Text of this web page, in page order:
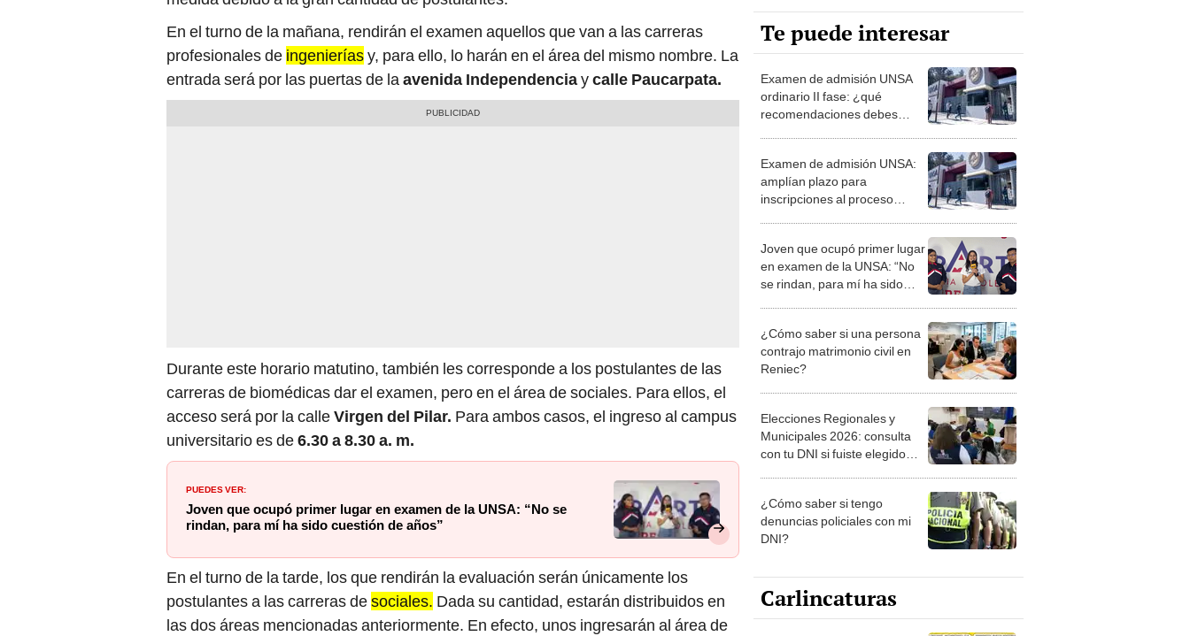
En el turno de la mañana, rendirán el examen aquellos que van a las carreras
profesionales de ingenieríasy, para ello, lo harán en el área del mismo nombre. La
entrada será por las puertas de laavenida Independenciaycalle Paucarpata.
Durante este horario matutino, también les corresponde a los postulantes de las
carreras de biomédicas dar el examen, pero en el área de sociales. Para ellos, el
acceso será por la calleVirgen del Pilar. Para ambos casos, el ingreso al campus
universitario es de6.30 a 8.30 a. m.
PUEDES VER:
Joven que ocupó primer lugar en examen de la UNSA: “No se
rindan, para mí ha sido cuestión de años”
En el turno de la tarde, los que rendirán la evaluación serán únicamente los
postulantes a las carreras desociales. Dada su cantidad, estarán distribuidos en
las dos áreas mencionadas anteriormente. En efecto, unos ingresarán al área de
Te puede interesar
Examen de admisión UNSA
ordinario II fase: ¿qué
recomendaciones debes
Examen de admisión UNSA:
amplían plazo para
inscripciones al proceso
Joven que ocupó primer lugar
en examen de la UNSA: “No
se rindan, para mí ha sido
¿Cómo saber si una persona
contrajo matrimonio civil en
Reniec?
Elecciones Regionales y
Municipales 2026: consulta
con tu DNI si fuiste elegido
la ONPE
¿Cómo saber si tengo
denuncias policiales con mi
DNI?
Carlincaturas